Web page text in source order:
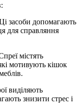
засоби допомагають
для справляння
містять
мотивують кішок
виділяють
знизити стрес і